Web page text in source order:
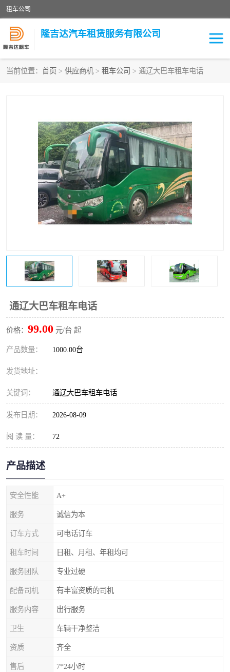
租车公司
隆吉达汽车租赁服务有限公司
当前位置： 首页 > 供应商机 > 租车公司 > 通辽大巴车租车电话
通辽大巴车租车电话
价格： 99.00 元/台 起
产品数量： 1000.00台
发货地址：
关键词： 通辽大巴车租车电话
发布日期： 2026-08-09
阅 读 量： 72
产品描述
安全性能 A+
服务 诚信为本
订车方式 可电话订车
租车时间 日租、月租、年租均可
服务团队 专业过硬
配备司机 有丰富资质的司机
服务内容 出行服务
卫生 车辆干净整洁
资质 齐全
售后 7*24小时